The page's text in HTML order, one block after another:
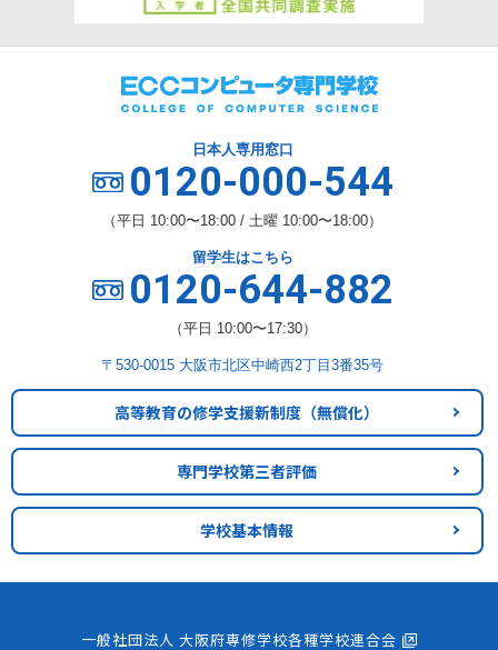
日本人専用窓口
0120-000-544
（平日 10:00〜18:00 / 土曜 10:00〜18:00）
留学生はこちら
0120-644-882
（平日 10:00〜17:30）
〒530-0015 大阪市北区中崎西2丁目3番35号
高等教育の修学支援新制度 （無償化）
専門学校第三者評価
学校基本情報
一般社団法人 大阪府専修学校各種学校連合会